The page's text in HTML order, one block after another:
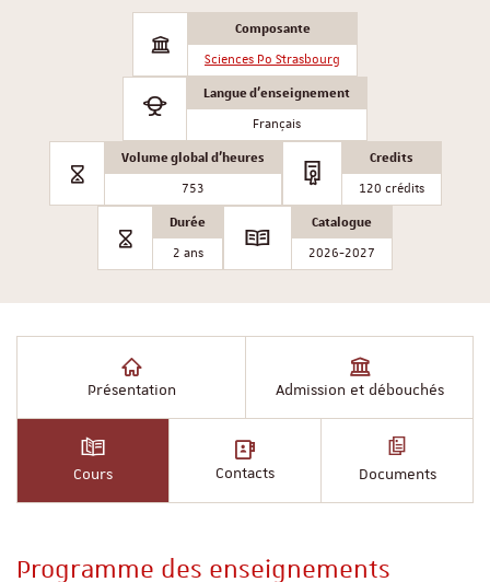
Composante
Sciences Po Strasbourg
Langue d'enseignement
Français
Volume global d'heures
753
Credits
120 crédits
Durée
2 ans
Catalogue
2026-2027
Présentation Admission et débouchés
Cours Contacts Documents
Programme des enseignements